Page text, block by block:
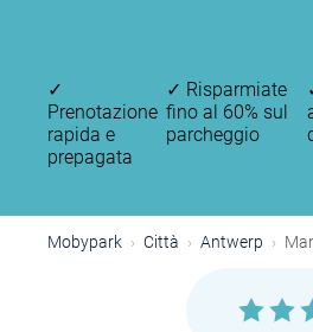
✓
Prenotazione
rapida e
prepagata
✓ Risparmiate
fino al 60% sul
parcheggio
Mobypark Città Antwerp